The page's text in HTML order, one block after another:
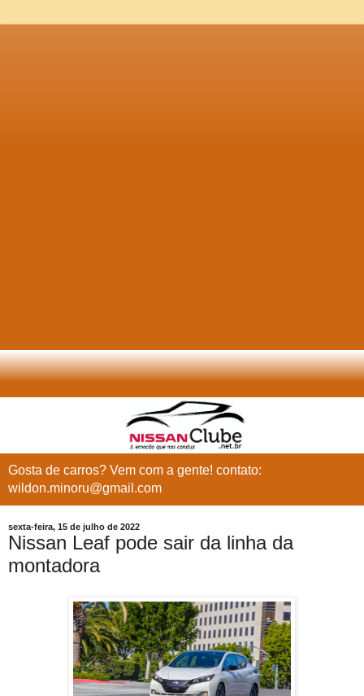
Gosta de carros? Vem com a gente! contato:
wildon.minoru@gmail.com
sexta-feira, 15 de julho de 2022
Nissan Leaf pode sair da linha da
montadora